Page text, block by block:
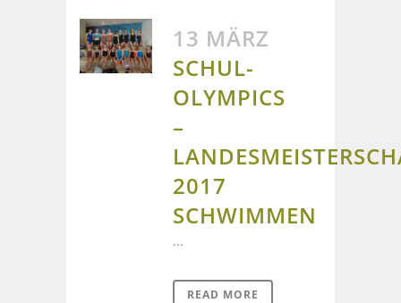
13 MÄRZ
SCHUL-
OLYMPICS
–
2017
SCHWIMMEN
...
READ MORE